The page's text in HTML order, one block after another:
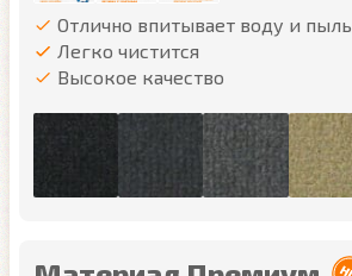
Отлично впитывает воду и пыль
Легко чистится
Высокое качество